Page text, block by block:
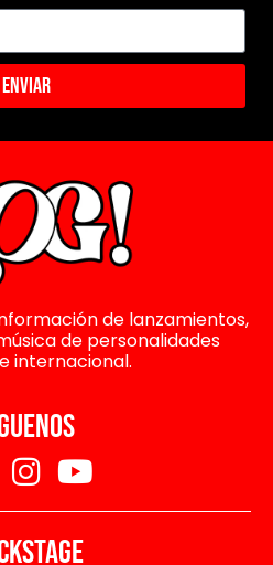
Enviar
de lanzamientos,
de personalidades
internacional.